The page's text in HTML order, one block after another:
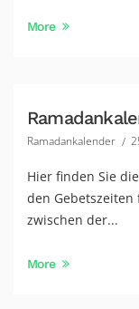
More
Ramadankalender
Hier finden Sie
den Gebetszeiten
zwischen der...
More